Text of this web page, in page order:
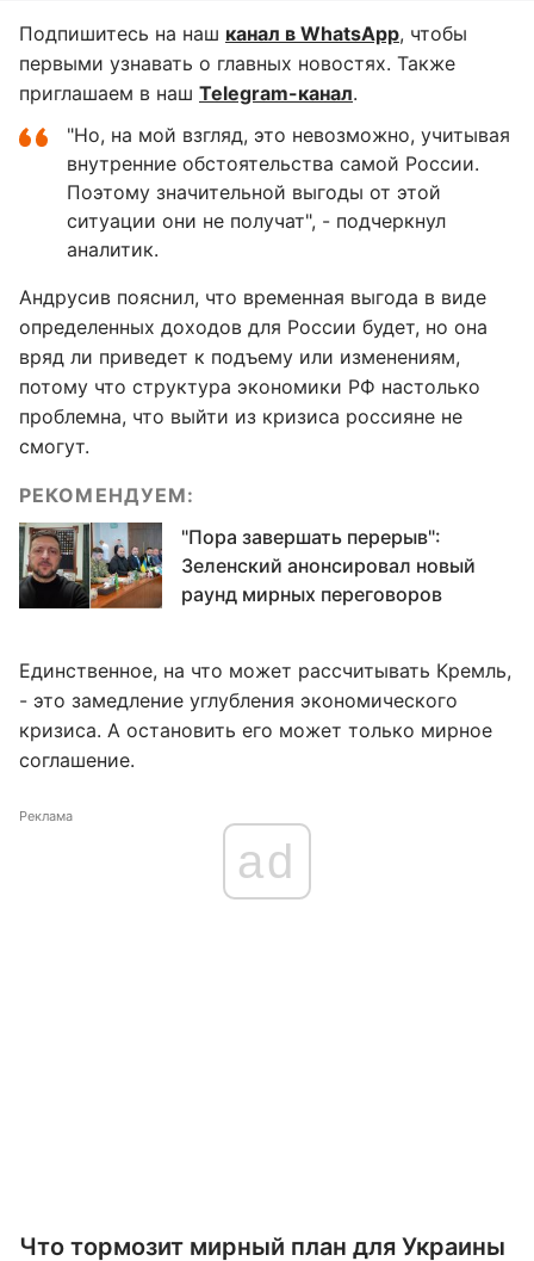
Подпишитесь на наш канал в WhatsApp, чтобы
первыми узнавать о главных новостях. Также
приглашаем в наш Telegram-канал.
"Но, на мой взгляд, это невозможно, учитывая
внутренние обстоятельства самой России.
Поэтому значительной выгоды от этой
ситуации они не получат", - подчеркнул
аналитик.
Андрусив пояснил, что временная выгода в виде
определенных доходов для России будет, но она
вряд ли приведет к подъему или изменениям,
потому что структура экономики РФ настолько
проблемна, что выйти из кризиса россияне не
смогут.
РЕКОМЕНДУЕМ:
"Пора завершать перерыв":
Зеленский анонсировал новый
раунд мирных переговоров
Единственное, на что может рассчитывать Кремль,
- это замедление углубления экономического
кризиса. А остановить его может только мирное
соглашение.
Реклама
ad
Что тормозит мирный план для Украины